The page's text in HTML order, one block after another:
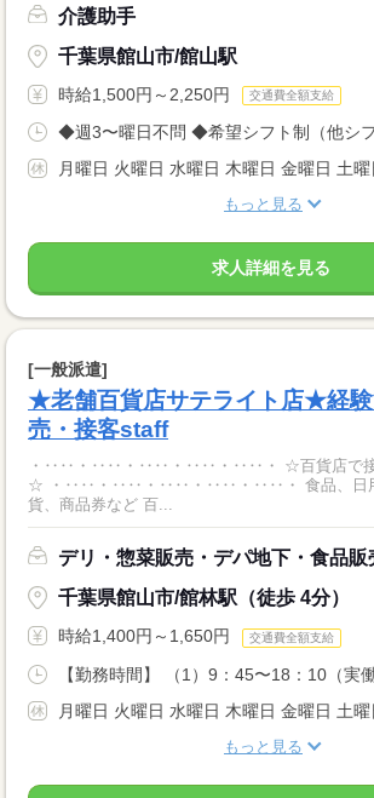
介護助手
千葉県館山市/館山駅
時給1,500円～2,250円 交通費全額支給
◆週3〜曜日不問 ◆希望シフト制（他シ
月曜日 火曜日 水曜日 木曜日 金曜日 土
もっと見る
求人詳細を見る
[一般派遣]
★老舗百貨店サテライト店★経
売・接客staff
・‥‥・‥‥・‥‥・‥‥・‥‥・ ☆百貨店で接
☆ ・‥‥・‥‥・‥‥・‥‥・‥‥・ 食品、日用品、衣料品、雑
貨、商品券など 百...
デリ・惣菜販売・デパ地下・食品販
千葉県館山市/館林駅（徒歩 4分）
時給1,400円～1,650円 交通費全額支給
【勤務時間】 （1）9：45〜18：10（実
月曜日 火曜日 水曜日 木曜日 金曜日 土
もっと見る